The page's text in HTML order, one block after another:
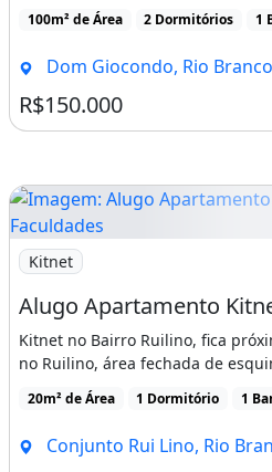
100m² de Área 2 Dormitórios 1
Dom Giocondo, Rio
R$150.000
Imagem: Alugo Apartamento
Kitnet
Kitnet no Bairro Ruilino, fica
no Ruilino, área fechada de
20m² de Área 1 Dormitório 1
Conjunto Rui Lino, Rio